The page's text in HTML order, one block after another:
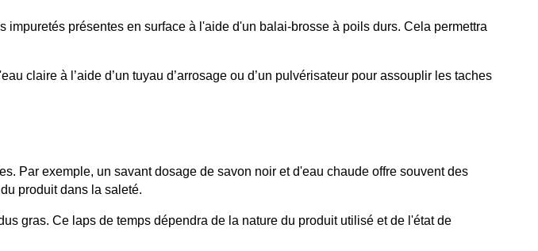
présentes en surface à l'aide d'un balai-brosse à poils durs. Cela permettra
claire à l’aide d’un tuyau d’arrosage ou d’un pulvérisateur pour assouplir les taches
Par exemple, un savant dosage de savon noir et d'eau chaude offre souvent des
produit dans la saleté.
gras. Ce laps de temps dépendra de la nature du produit utilisé et de l'état de